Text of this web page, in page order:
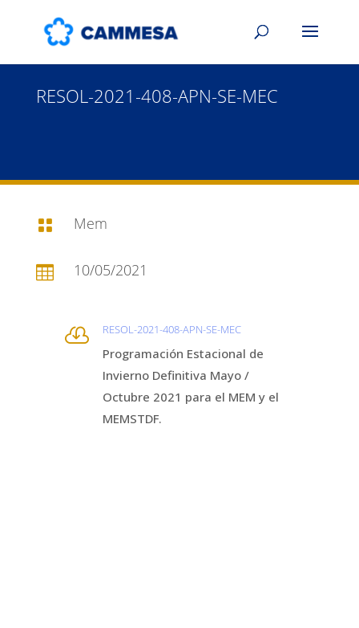
RESOL-2021-408-APN-SE-MEC
 Mem
 10/05/2021
 RESOL-2021-408-APN-SE-MEC
Programación Estacional de
Invierno Definitiva Mayo /
Octubre 2021 para el MEM y el
MEMSTDF.